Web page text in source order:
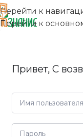
Перейти к
Перейти к
Привет, С